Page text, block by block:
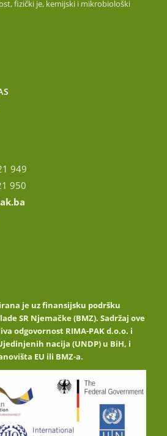
fizički je, kemijski i mikrobiološki
949
950
je uz finansijsku podršku
SR Njemačke (BMZ). Sadržaj ove
odgovornost RIMA-PAK d.o.o. i
nacija (UNDP) u BiH, i
EU ili BMZ-a.